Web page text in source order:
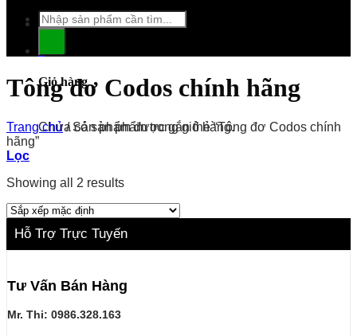
Giỏ hàng
Chưa có sản phẩm trong giỏ hàng.
Tìm
kiếm:
Tông đơ Codos chính hãng
Trang chủ /Sản phẩm được gắn thẻ “Tông đơ Codos chính
hãng”
Lọc
Showing all 2 results
Hỗ Trợ Trực Tuyến
Tư Vấn Bán Hàng
Mr. Thi: 0986.328.163